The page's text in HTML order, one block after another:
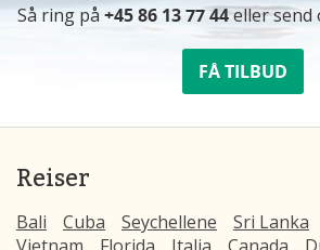
Så ring på +45 86 13 77 44eller send
FÅ TILBUD
Reiser
Bali Cuba Seychellene Sri Lanka